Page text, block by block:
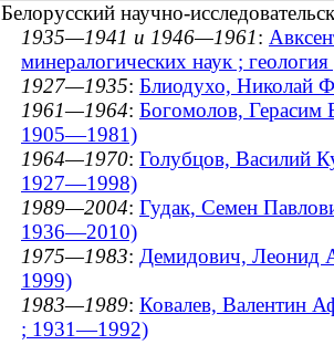
Белорусский научно-
1935—1941 и 1946—1961:
минералогических наук ;
1927—1935: Блиодухо, Николай
1961—1964: Богомолов, Герасим
1905—1981)
1964—1970: Голубцов, Василий
1927—1998)
1989—2004: Гудак, Семен
1936—2010)
1975—1983: Демидович, Леонид
1999)
1983—1989: Ковалев, Валентин
; 1931—1992)